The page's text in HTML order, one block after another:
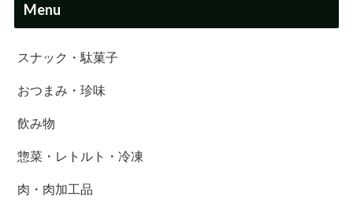
Menu
スナック・駄菓子
おつまみ・珍味
飲み物
惣菜・レトルト・冷凍
肉・肉加工品